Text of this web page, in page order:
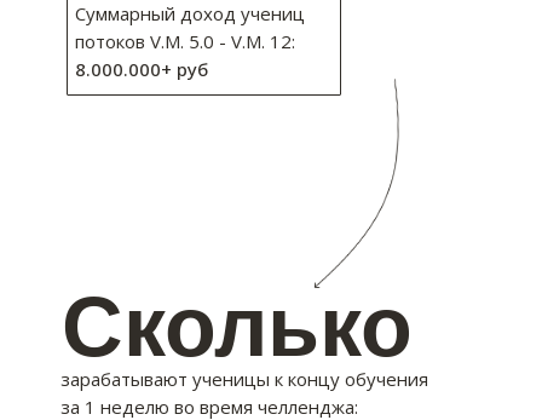
Сколько
зарабатывают ученицы к концу обучения
за 1 неделю во время челленджа:
Суммарный доход учениц
потоков V.M. 5.0 - V.M. 12:
8.000.000+ руб